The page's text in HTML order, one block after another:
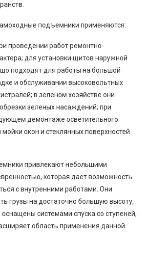
подъемники применяются:
проведении работ ремонтно-
для установки щитов наружной
подходят для работы на большой
и обслуживании высоковольтных
в зеленом хозяйстве они
зеленых насаждений; при
демонтаже осветительного
окон и стеклянных поверхностей
привлекают небольшими
которая дает возможность
с внутренними работами. Они
грузы на достаточно большую высоту,
системами спуска со ступеней,
область применения данной